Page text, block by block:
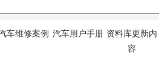
车维修案例 汽车用户手册 资料库更新内
容